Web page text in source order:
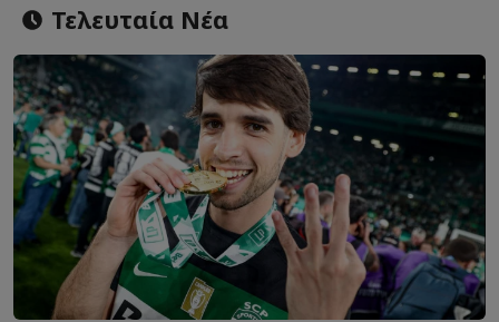
Τελευταία Νέα